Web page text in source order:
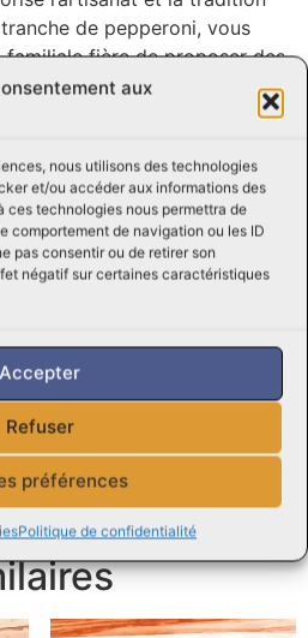
aux
nous utilisons des technologies
et/ou accéder aux informations des
ces technologies nous permettra de
comportement de navigation ou les ID
pas consentir ou de retirer son
négatif sur certaines caractéristiques
Accepter
Refuser
préférences
Politique de confidentialité
de pepperoni, vous
familiale fière de proposer des
des générations.
Viandes Perreault.
et de saveur à vos
exceptionnel, et laissez-
inimitable et sa qualité
de Viandes Perreault
et de vous donner des
ligne